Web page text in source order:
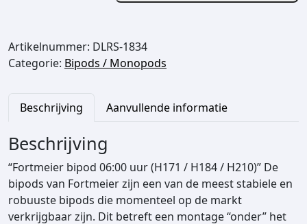
2
0
t
o
t
€
i
e
p
o
d
(
6
:
Artikelnummer: DLRS-1834
Categorie: Bipods / Monopods
Beschrijving Aanvullende informatie
Beschrijving
“Fortmeier bipod 06:00 uur (H171 / H184 / H210)” De
bipods van Fortmeier zijn een van de meest stabiele en
robuuste bipods die momenteel op de markt
verkrijgbaar zijn. Dit betreft een montage “onder” het